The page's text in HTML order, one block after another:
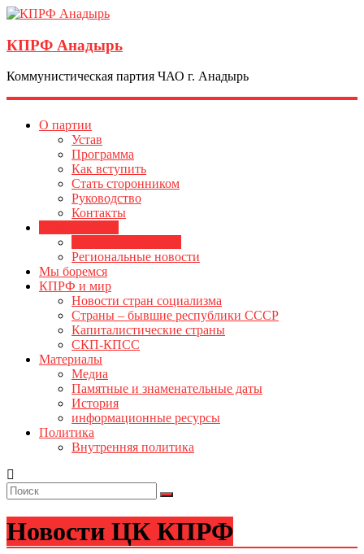
КПРФ Анадырь
Коммунистическая партия ЧАО г. Анадырь
О партии
Устав
Программа
Как вступить
Стать сторонником
Руководство
Контакты
Региональные новости
Мы боремся
КПРФ и мир
Новости стран социализма
Страны – бывшие республики СССР
Капиталистические страны
СКП-КПСС
Материалы
Медиа
Памятные и знаменательные даты
История
информационные ресурсы
Политика
Внутренняя политика
Новости ЦК КПРФ